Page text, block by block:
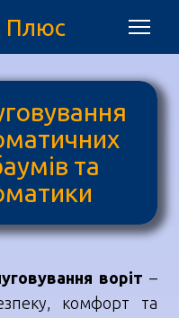
Плюс
та
воріт –
комфорт та